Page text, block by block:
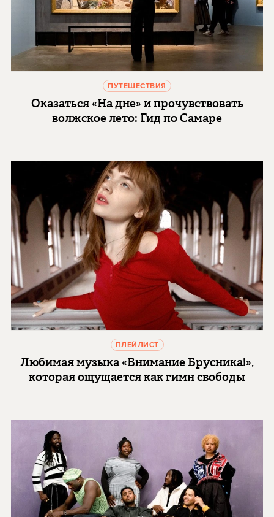
ПУТЕШЕСТВИЯ
Оказаться «На дне» и прочувствовать
волжское лето: Гид по Самаре
ПЛЕЙЛИСТ
Любимая музыка «Внимание Брусника!»,
которая ощущается как гимн свободы